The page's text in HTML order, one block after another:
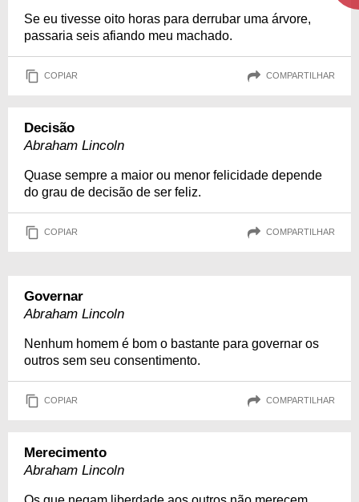
Se eu tivesse oito horas para derrubar uma árvore,
passaria seis afiando meu machado.
COPIAR COMPARTILHAR
Decisão
Abraham Lincoln
Quase sempre a maior ou menor felicidade depende
do grau de decisão de ser feliz.
COPIAR COMPARTILHAR
Governar
Abraham Lincoln
Nenhum homem é bom o bastante para governar os
outros sem seu consentimento.
COPIAR COMPARTILHAR
Merecimento
Abraham Lincoln